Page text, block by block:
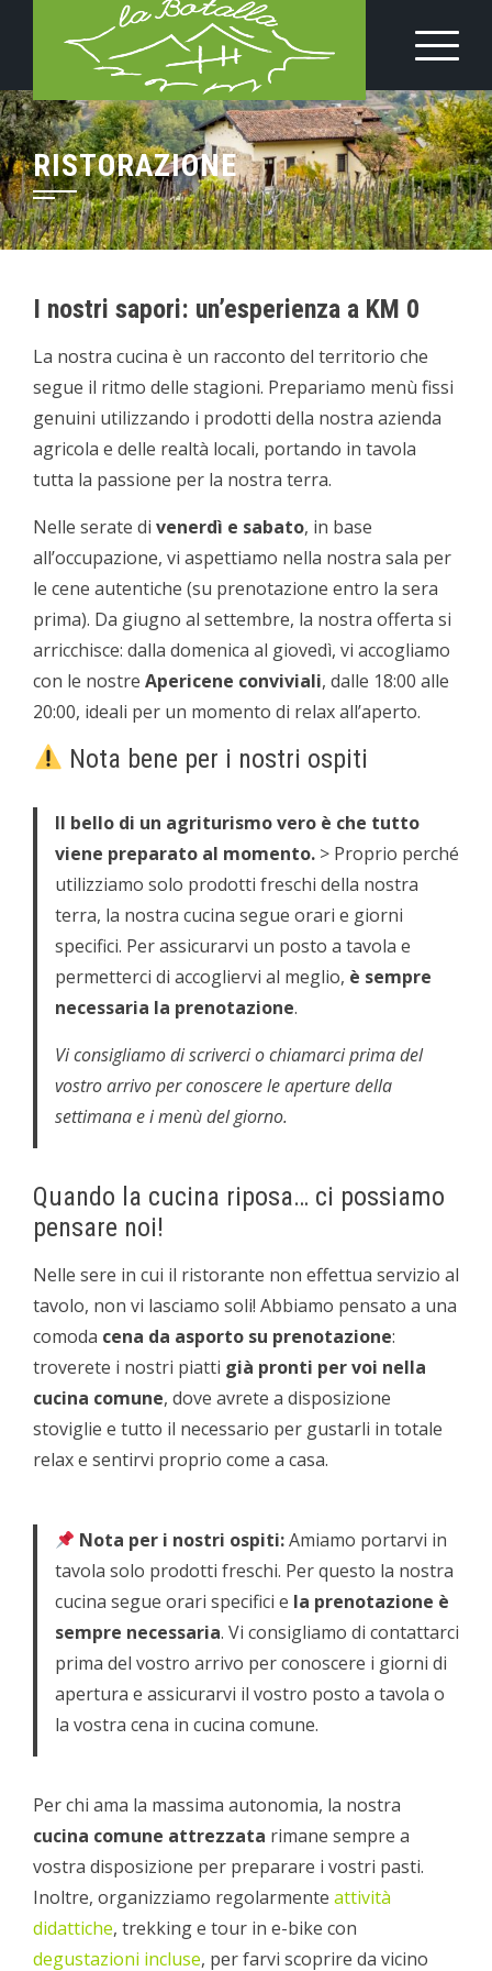
RISTORAZIONE
I nostri sapori: un’esperienza a KM 0
La nostra cucina è un racconto del territorio che
segue il ritmo delle stagioni. Prepariamo menù fissi
genuini utilizzando i prodotti della nostra azienda
agricola e delle realtà locali, portando in tavola
tutta la passione per la nostra terra.
Nelle serate di venerdì e sabato, in base
all’occupazione, vi aspettiamo nella nostra sala per
le cene autentiche (su prenotazione entro la sera
prima). Da giugno al settembre, la nostra offerta si
arricchisce: dalla domenica al giovedì, vi accogliamo
con le nostre Apericene conviviali, dalle 18:00 alle
20:00, ideali per un momento di relax all’aperto.
Nota bene per i nostri ospiti
Il bello di un agriturismo vero è che tutto
viene preparato al momento. > Proprio perché
utilizziamo solo prodotti freschi della nostra
terra, la nostra cucina segue orari e giorni
specifici. Per assicurarvi un posto a tavola e
permetterci di accogliervi al meglio, è sempre
necessaria la prenotazione.
Vi consigliamo di scriverci o chiamarci prima del
vostro arrivo per conoscere le aperture della
settimana e i menù del giorno.
Quando la cucina riposa… ci possiamo
pensare noi!
Nelle sere in cui il ristorante non effettua servizio al
tavolo, non vi lasciamo soli! Abbiamo pensato a una
comoda cena da asporto su prenotazione:
troverete i nostri piatti già pronti per voi nella
cucina comune, dove avrete a disposizione
stoviglie e tutto il necessario per gustarli in totale
relax e sentirvi proprio come a casa.
Nota per i nostri ospiti:Amiamo portarvi in
tavola solo prodotti freschi. Per questo la nostra
cucina segue orari specifici e la prenotazione è
sempre necessaria. Vi consigliamo di contattarci
prima del vostro arrivo per conoscere i giorni di
apertura e assicurarvi il vostro posto a tavola o
la vostra cena in cucina comune.
Per chi ama la massima autonomia, la nostra
cucina comune attrezzata rimane sempre a
vostra disposizione per preparare i vostri pasti.
Inoltre, organizziamo regolarmente attività
didattiche, trekking e tour in e-bike con
degustazioni incluse, per farvi scoprire da vicino